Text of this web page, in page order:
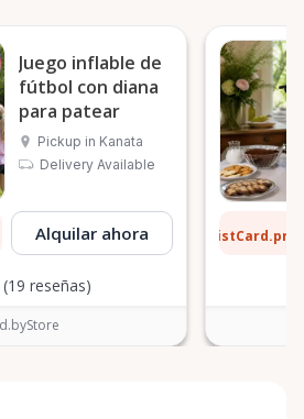
Juego inflable de
fútbol con diana
para patear
Pickup in Kanata
Delivery Available
por díaAlquilar ahora
(19 reseñas)